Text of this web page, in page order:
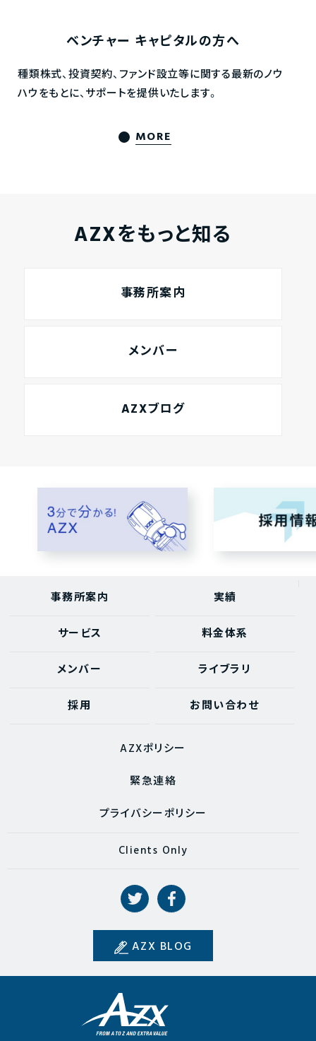
ベンチャー キャピタルの方へ
種類株式、投資契約、ファンド設立等に関する最新のノウ
ハウをもとに、サポートを提供いたします。
MORE
AZXをもっと知る
事務所案内
メンバー
AZXブログ
事務所案内 実績
サービス 料金体系
メンバー ライブラリ
採用 お問い合わせ
AZXポリシー
緊急連絡
プライバシーポリシー
Clients Only
AZX BLOG